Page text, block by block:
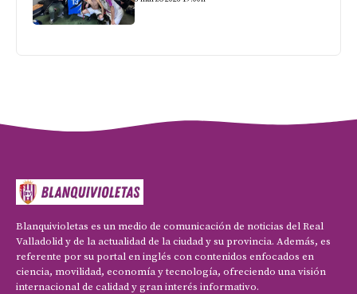
Blanquivioletas es un medio de comunicación de noticias del Real
Valladolid y de la actualidad de la ciudad y su provincia. Además, es
referente por su portal en inglés con contenidos enfocados en
ciencia, movilidad, economía y tecnología, ofreciendo una visión
internacional de calidad y gran interés informativo.